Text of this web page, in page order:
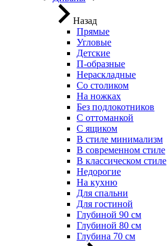
Назад
Прямые
Угловые
Детские
П-образные
Нераскладные
Со столиком
На ножках
Без подлокотников
С оттоманкой
С ящиком
В стиле минимализм
В современном стиле
В классическом стиле
Недорогие
На кухню
Для спальни
Для гостиной
Глубиной 90 см
Глубиной 80 см
Глубина 70 см